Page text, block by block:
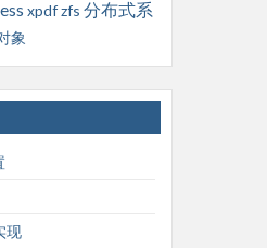
xpdfzfs 分布式系
象
现